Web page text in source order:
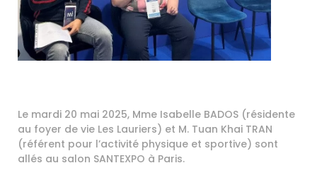
Le mardi 20 mai 2025, Mme Isabelle BADOS (résidente
au foyer de vie Les Lauriers) et M. Tuan Khai TRAN
(référent pour l’activité physique et sportive) sont
allés au salon SANTEXPO à Paris.